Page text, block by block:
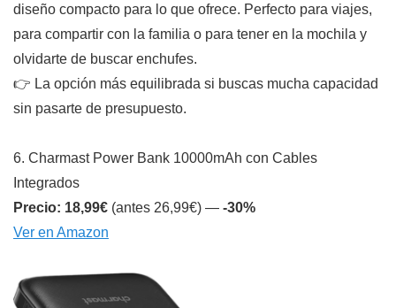
diseño compacto para lo que ofrece. Perfecto para viajes,
para compartir con la familia o para tener en la mochila y
olvidarte de buscar enchufes.
👉 La opción más equilibrada si buscas mucha capacidad
sin pasarte de presupuesto.
6. Charmast Power Bank 10000mAh con Cables
Integrados
Precio: 18,99€ (antes 26,99€) — -30%
Ver en Amazon